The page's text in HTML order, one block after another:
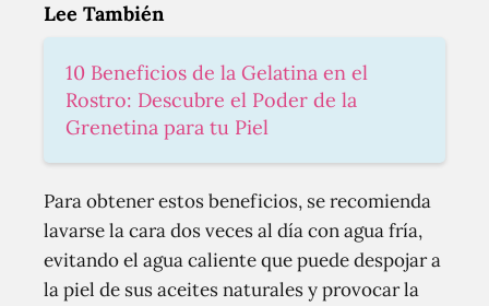
Lee También
10 Beneficios de la Gelatina en el
Rostro: Descubre el Poder de la
Grenetina para tu Piel
Para obtener estos beneficios, se recomienda
lavarse la cara dos veces al día con agua fría,
evitando el agua caliente que puede despojar a
la piel de sus aceites naturales y provocar la